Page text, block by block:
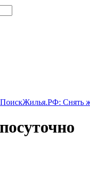
ПоискЖилья.РФ: Снять